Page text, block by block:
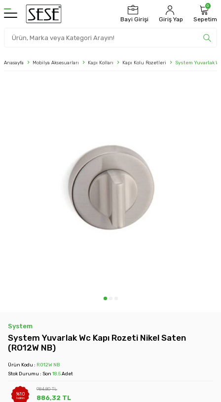
Bayi Girişi Giriş Yap
0
Sepetim
Anasayfa Mobilya Aksesuarları Kapı Kolları Kapı Kolu Rozetleri System Yuvarlak
System
System Yuvarlak Wc Kapı Rozeti Nikel Saten
(RO12W NB)
Ürün Kodu : RO12W NB
Stok Durumu : Son 18.5Adet
%10
İndirim
984,80TL
886,32 TL